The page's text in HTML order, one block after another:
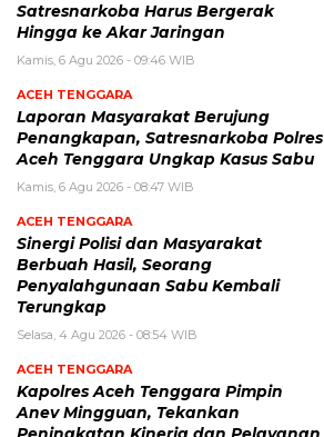
Satresnarkoba Harus Bergerak
Hingga ke Akar Jaringan
Kamis, 6 Agu 2026 - 09:46 WIB
ACEH TENGGARA
Laporan Masyarakat Berujung
Penangkapan, Satresnarkoba Polres
Aceh Tenggara Ungkap Kasus Sabu
Kamis, 6 Agu 2026 - 08:47 WIB
ACEH TENGGARA
Sinergi Polisi dan Masyarakat
Berbuah Hasil, Seorang
Penyalahgunaan Sabu Kembali
Terungkap
Selasa, 4 Agu 2026 - 08:54 WIB
ACEH TENGGARA
Kapolres Aceh Tenggara Pimpin
Anev Mingguan, Tekankan